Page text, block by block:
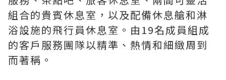
組合的貴賓休息室，以及配備休息艙和淋
浴設施的飛行員休息室。由19名成員組成
的客戶服務團隊以精準、熱情和細緻周到
而著稱。